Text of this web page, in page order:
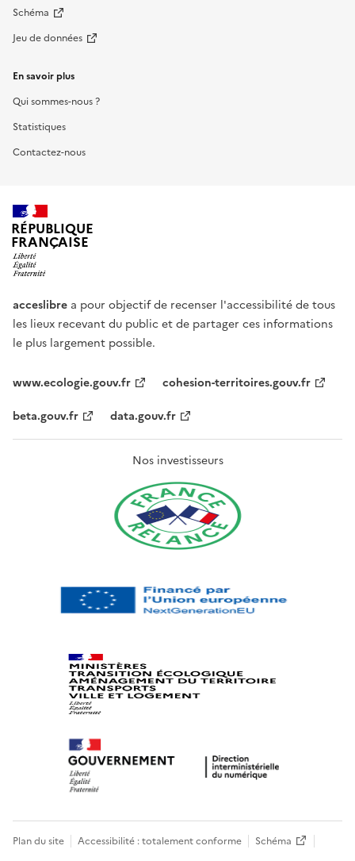
Schéma
Jeu de données
En savoir plus
Qui sommes-nous ?
Statistiques
Contactez-nous
RÉPUBLIQUE
FRANÇAISE
acceslibre a pour objectif de recenser l'accessibilité de tous
les lieux recevant du public et de partager ces informations
le plus largement possible.
www.ecologie.gouv.fr
cohesion-territoires.gouv.fr
beta.gouv.fr
data.gouv.fr
Nos investisseurs
Plan du site Accessibilité : totalement conforme Schéma